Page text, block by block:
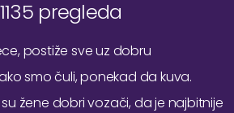
1135 pregleda
postiže sve uz dobru
smo čuli, ponekad da kuva.
žene dobri vozači, da je najbitnije